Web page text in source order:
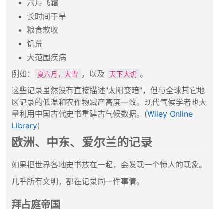
六月飞霜
长时间干旱
粮食歉收
饥荒
大范围疾病
例如：
夏六月，大雪 ，以及 天下大饥 。
这些记录虽然没有直接描述"太阳变暗"，但与全球其它地
区记录的低温和农作物减产高度一致。现代气候学者也大
量利用中国古代史书重建古气候数据。(Wiley Online
Library)
欧洲、中东、爱尔兰的记录
如果把世界各地史书放在一起，会发现一个惊人的现象。
几乎所有文明，都在记录同一件事情。
拜占庭帝国